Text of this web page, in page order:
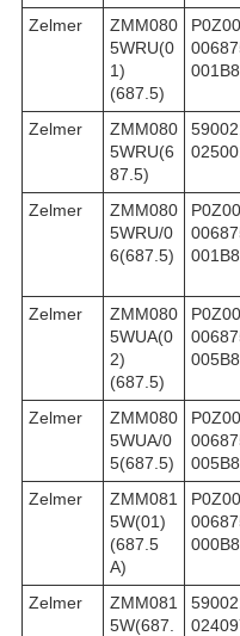
Zelmer
ZMM080
5WRU(0
1)
(687.5)
001B8
Zelmer
ZMM080
5WRU(6
87.5)
Zelmer
ZMM080
5WRU/0
6(687.5)
001B8
Zelmer
ZMM080
5WUA(0
2)
(687.5)
005B8
Zelmer
ZMM080
5WUA/0
5(687.5)
005B8
Zelmer
ZMM081
5W(01)
(687.5
A)
000B8
Zelmer
ZMM081
5W(687.